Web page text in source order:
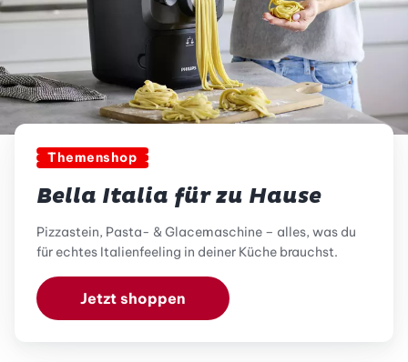
Themenshop
Bella Italia für zu Hause
Pizzastein, Pasta- & Glacemaschine – alles, was du
für echtes Italienfeeling in deiner Küche brauchst.
Jetzt shoppen